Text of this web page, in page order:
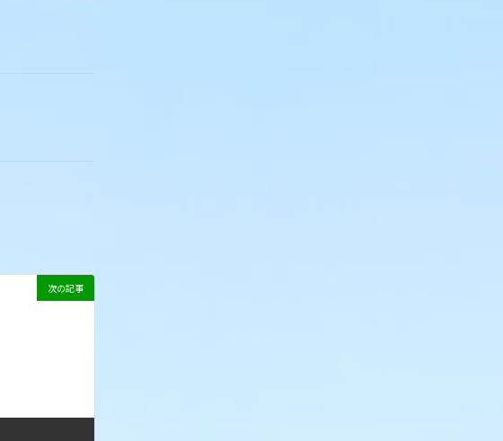
次の記事